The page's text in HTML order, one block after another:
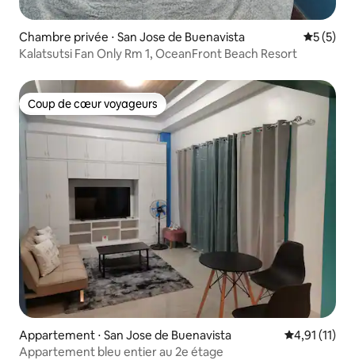
Chambre privée ⋅ San Jose de Buenavista
5 (5)
Kalatsutsi Fan Only Rm 1, OceanFront Beach Resort
Coup de cœur voyageurs
Coup de cœur voyageurs
Appartement ⋅ San Jose de Buenavista Évaluation
4,91 (11)
Appartement bleu entier au 2e étage